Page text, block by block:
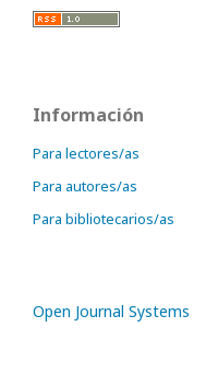
Información
Para lectores/as
Para autores/as
Para bibliotecarios/as
Open Journal Systems